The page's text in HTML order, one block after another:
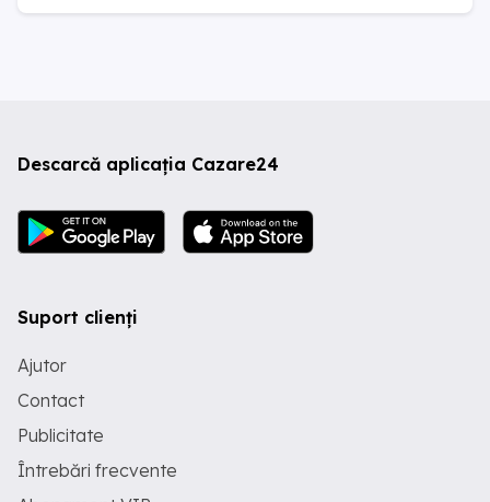
Descarcă aplicația Cazare24
Suport clienți
Ajutor
Contact
Publicitate
Întrebări frecvente